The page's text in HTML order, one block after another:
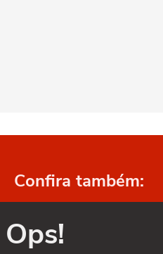
Confira também:
Ops!